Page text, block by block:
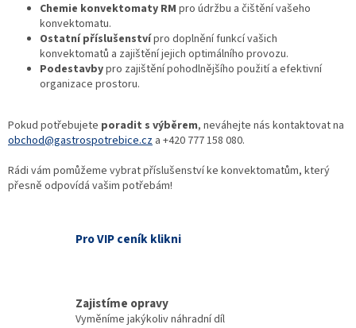
Chemie konvektomaty RM pro údržbu a čištění vašeho
konvektomatu.
Ostatní příslušenstvípro doplnění funkcí vašich
konvektomatů a zajištění jejich optimálního provozu.
Podestavbypro zajištění pohodlnějšího použití a efektivní
organizace prostoru.
Pokud potřebujete poradit s výběrem, neváhejte nás kontaktovat na
obchod@gastrospotrebice.cz a +420 777 158 080.
Rádi vám pomůžeme vybrat příslušenství ke konvektomatům, který
přesně odpovídá vašim potřebám!
Pro VIP ceník klikni
Zajistíme opravy
Vyměníme jakýkoliv náhradní díl